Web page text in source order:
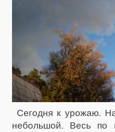
Сегодня к урожаю.
небольшой. Весь по